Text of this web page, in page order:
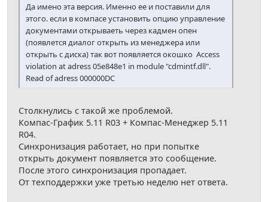
Да имено эта версия. Именно ее и поставили для
этого. если в компасе установить опцию управление
документами открываеть через кадмен опен
(появлется диалог открыть из менеджера или
открыть с диска) так вот появляется окошко Access
violation at adress 05e848e1 in module "cdmintf.dll".
Read of adress 000000DC
Столкнулись с такой же проблемой.
Компас-График 5.11 R03 + Компас-Менеджер 5.11
R04.
Синхронизация работает, но при попытке
открыть документ появляется это сообщение.
После этого синхронизация пропадает.
От техподдержки уже третью неделю нет ответа.